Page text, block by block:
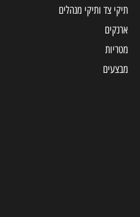
תיקי צד ותיקי מנהלים
ארנקים
מטריות
מבצעים